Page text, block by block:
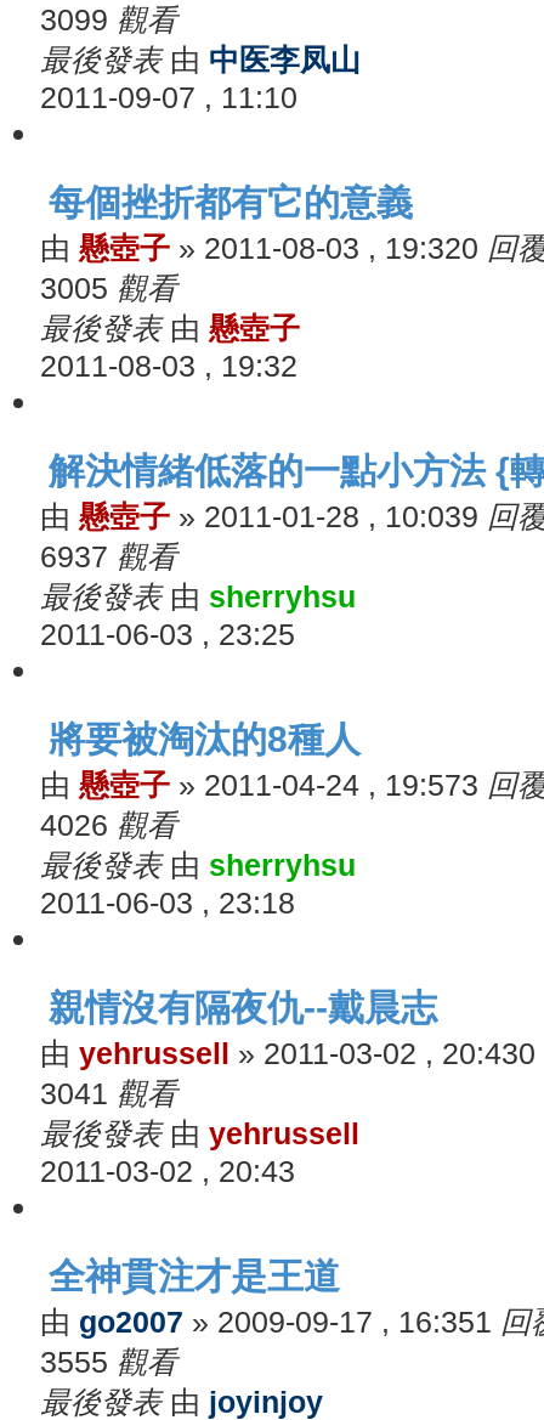
3099 觀看
最後發表 由 中医李凤山
2011-09-07 , 11:10
每個挫折都有它的意義
由 懸壺子 » 2011-08-03 , 19:320 回
3005 觀看
最後發表 由 懸壺子
2011-08-03 , 19:32
解決情緒低落的一點小方法 {
由 懸壺子 » 2011-01-28 , 10:039 回
6937 觀看
最後發表 由 sherryhsu
2011-06-03 , 23:25
將要被淘汰的8種人
由 懸壺子 » 2011-04-24 , 19:573 回
4026 觀看
最後發表 由 sherryhsu
2011-06-03 , 23:18
親情沒有隔夜仇--戴晨志
由 yehrussell » 2011-03-02 , 20:430
3041 觀看
最後發表 由 yehrussell
2011-03-02 , 20:43
全神貫注才是王道
由 go2007 » 2009-09-17 , 16:351 回
3555 觀看
最後發表 由 joyinjoy